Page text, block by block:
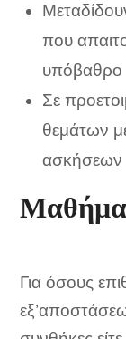
που
υπόβαθρο
Σε
θεμάτων
ασκήσεων
Για όσους